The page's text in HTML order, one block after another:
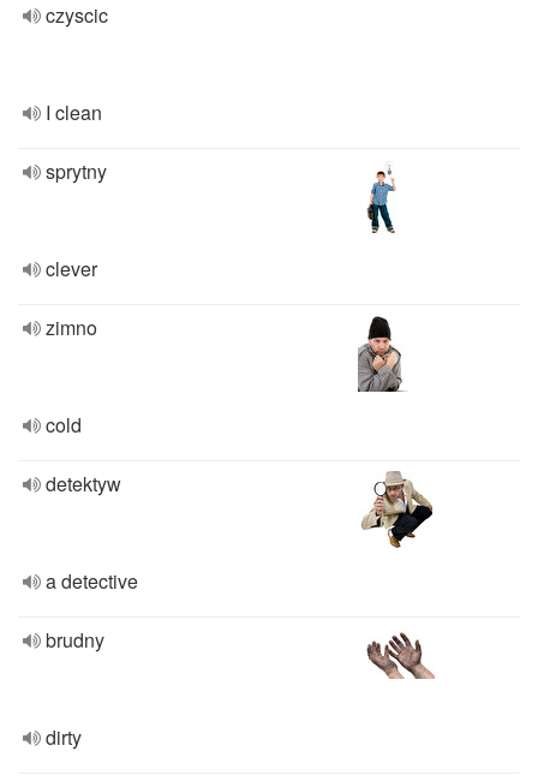
czyscic
I clean
sprytny
clever
zimno
cold
detektyw
a detective
brudny
dirty